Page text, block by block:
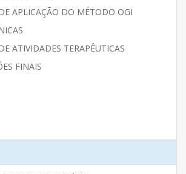
APLICAÇÃO DO MÉTODO OGI
ATIVIDADES TERAPÊUTICAS
FINAIS